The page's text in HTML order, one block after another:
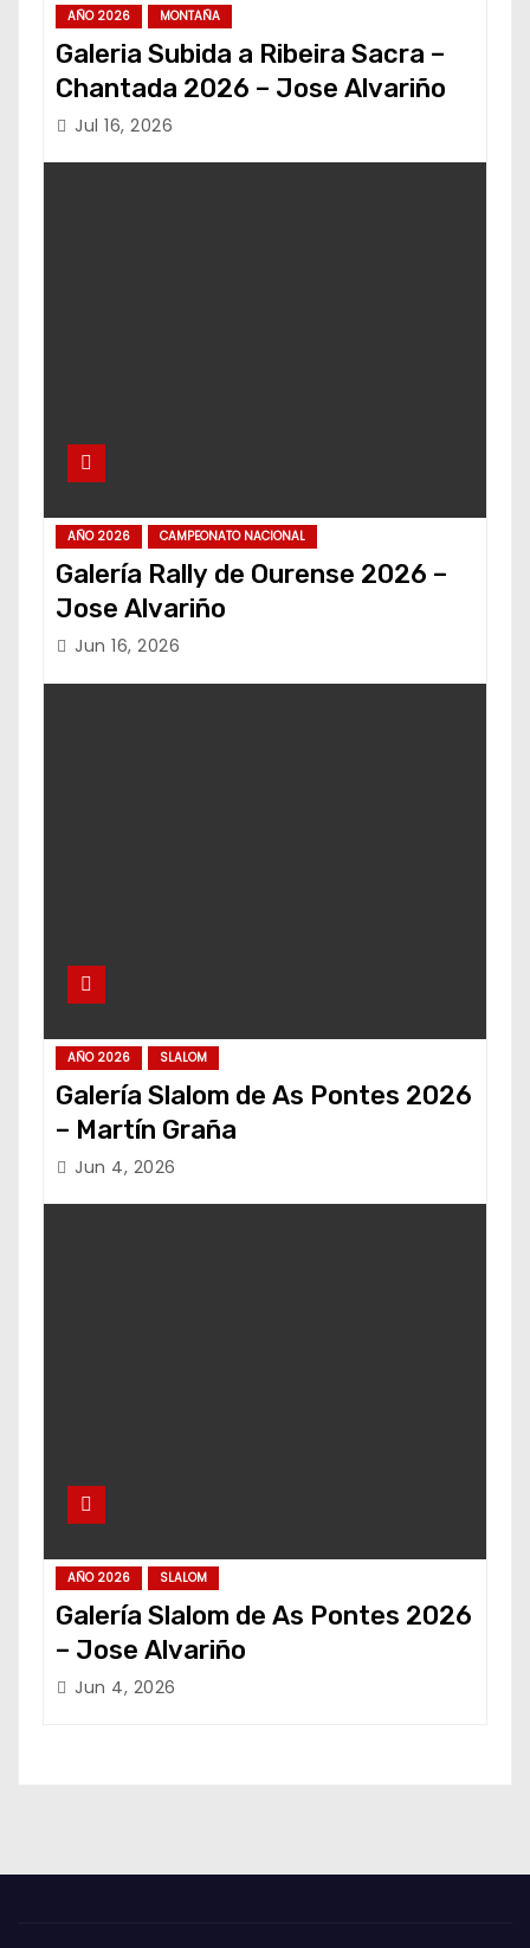
AÑO 2026 MONTAÑA
Galeria Subida a Ribeira Sacra –
Chantada 2026 – Jose Alvariño
Jul 16, 2026
AÑO 2026 CAMPEONATO NACIONAL
Galería Rally de Ourense 2026 –
Jose Alvariño
Jun 16, 2026
AÑO 2026 SLALOM
Galería Slalom de As Pontes 2026
– Martín Graña
Jun 4, 2026
AÑO 2026 SLALOM
Galería Slalom de As Pontes 2026
– Jose Alvariño
Jun 4, 2026